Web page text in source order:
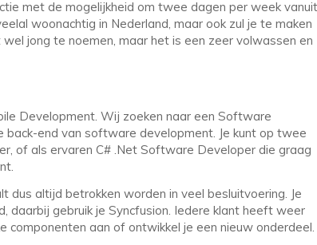
met de mogelijkheid om twee dagen per week vanuit
woonachtig in Nederland, maar ook zul je te maken
jong te noemen, maar het is een zeer volwassen en
Development. Wij zoeken naar een Software
end van software development. Je kunt op twee
of als ervaren C# .Net Software Developer die graag
dus altijd betrokken worden in veel besluitvoering. Je
gebruik je Syncfusion. Iedere klant heeft weer
aan of ontwikkel je een nieuw onderdeel.